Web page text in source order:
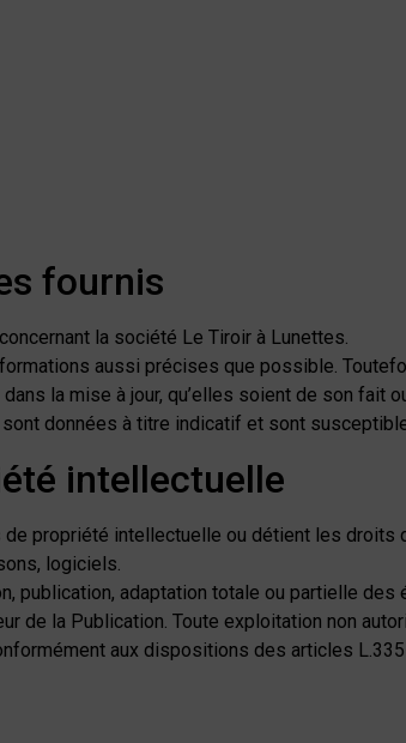
fournis
la société Le Tiroir à Lunettes.
aussi précises que possible.
la mise à jour, qu’elles soient de son
données à titre indicatif et sont
intellectuelle
propriété intellectuelle ou détient les droits
logiciels.
publication, adaptation totale ou partielle
de la Publication. Toute exploitation non
aux dispositions des articles